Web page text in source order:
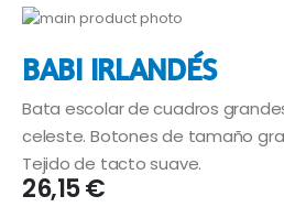
Saltar
final
de
la
galería
de
imágenes
al
comienzo
de
la
galería
de
imágenes
BABI IRLANDÉS
Bata escolar de cuadros
celeste. Botones de tamaño
Tejido de tacto suave.
26,15 €